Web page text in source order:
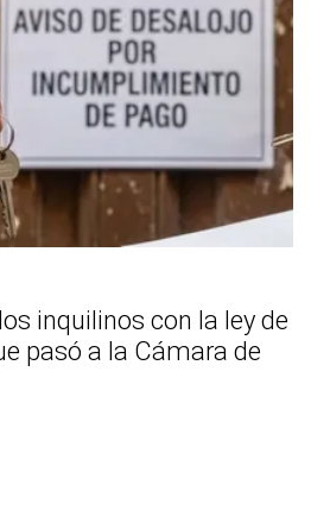
inquilinos con la ley de
pasó a la Cámara de